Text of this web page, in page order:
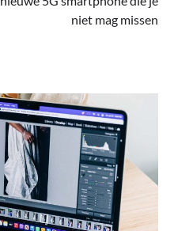
niet mag missen